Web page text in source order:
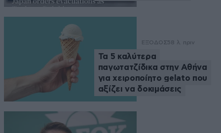
ΕΞΟΔΟΣ58 λ. πριν
Τα 5 καλύτερα
παγωτατζίδικα στην Αθήνα
για χειροποίητο gelato που
αξίζει να δοκιμάσεις